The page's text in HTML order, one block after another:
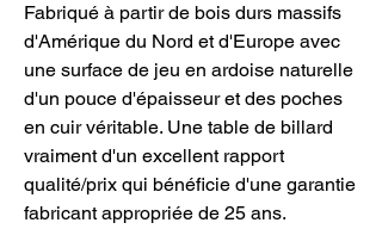
Fabriqué à partir de bois durs massifs
d'Amérique du Nord et d'Europe avec
une surface de jeu en ardoise naturelle
d'un pouce d'épaisseur et des poches
en cuir véritable. Une table de billard
vraiment d'un excellent rapport
qualité/prix qui bénéficie d'une garantie
fabricant appropriée de 25 ans.